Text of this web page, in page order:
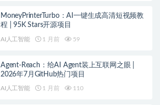
MoneyPrinterTurbo：AI一键生成高清短视频教
程 | 95K Stars开源项目
AI人工智能 1 月前 59
Agent-Reach：给AI Agent装上互联网之眼 |
2026年7月GitHub热门项目
AI人工智能 1 月前 110